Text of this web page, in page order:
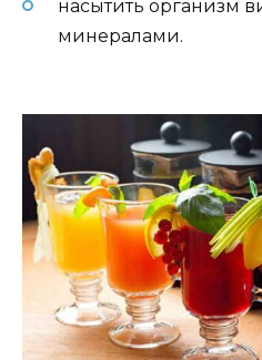
насытить организм
минералами.